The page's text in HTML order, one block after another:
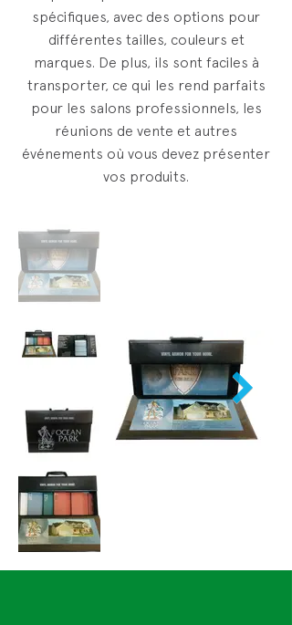
spécifiques, avec des options pour
différentes tailles, couleurs et
marques. De plus, ils sont faciles à
transporter, ce qui les rend parfaits
pour les salons professionnels, les
réunions de vente et autres
événements où vous devez présenter
vos produits.